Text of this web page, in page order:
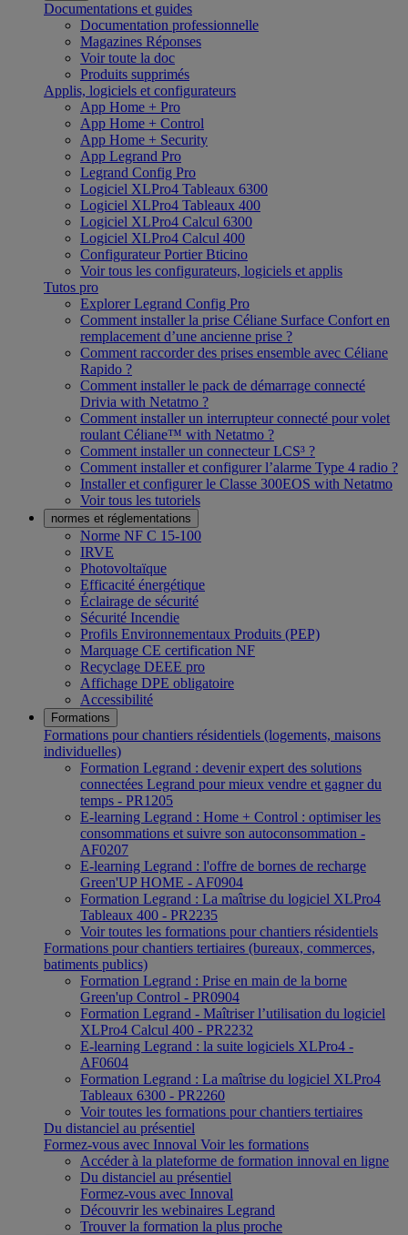
Documentations et guides
Documentation professionnelle
Magazines Réponses
Voir toute la doc
Produits supprimés
Applis, logiciels et configurateurs
App Home + Pro
App Home + Control
App Home + Security
App Legrand Pro
Legrand Config Pro
Logiciel XLPro4 Tableaux 6300
Logiciel XLPro4 Tableaux 400
Logiciel XLPro4 Calcul 6300
Logiciel XLPro4 Calcul 400
Configurateur Portier Bticino
Voir tous les configurateurs, logiciels et applis
Tutos pro
Explorer Legrand Config Pro
Comment installer la prise Céliane Surface Confort en
remplacement d’une ancienne prise ?
Comment raccorder des prises ensemble avec Céliane
Rapido ?
Comment installer le pack de démarrage connecté
Drivia with Netatmo ?
Comment installer un interrupteur connecté pour volet
roulant Céliane™ with Netatmo ?
Comment installer un connecteur LCS³ ?
Comment installer et configurer l’alarme Type 4 radio ?
Installer et configurer le Classe 300EOS with Netatmo
Voir tous les tutoriels
normes et réglementations
Norme NF C 15-100
IRVE
Photovoltaïque
Efficacité énergétique
Éclairage de sécurité
Sécurité Incendie
Profils Environnementaux Produits (PEP)
Marquage CE certification NF
Recyclage DEEE pro
Affichage DPE obligatoire
Accessibilité
Formations
Formations pour chantiers résidentiels (logements, maisons
individuelles)
Formation Legrand : devenir expert des solutions
connectées Legrand pour mieux vendre et gagner du
temps - PR1205
E-learning Legrand : Home + Control : optimiser les
consommations et suivre son autoconsommation -
AF0207
E-learning Legrand : l'offre de bornes de recharge
Green'UP HOME - AF0904
Formation Legrand : La maîtrise du logiciel XLPro4
Tableaux 400 - PR2235
Voir toutes les formations pour chantiers résidentiels
Formations pour chantiers tertiaires (bureaux, commerces,
batiments publics)
Formation Legrand : Prise en main de la borne
Green'up Control - PR0904
Formation Legrand - Maîtriser l’utilisation du logiciel
XLPro4 Calcul 400 - PR2232
E-learning Legrand : la suite logiciels XLPro4 -
AF0604
Formation Legrand : La maîtrise du logiciel XLPro4
Tableaux 6300 - PR2260
Voir toutes les formations pour chantiers tertiaires
Du distanciel au présentiel
Formez-vous avec Innoval Voir les formations
Accéder à la plateforme de formation innoval en ligne
Du distanciel au présentiel
Formez-vous avec Innoval
Découvrir les webinaires Legrand
Trouver la formation la plus proche